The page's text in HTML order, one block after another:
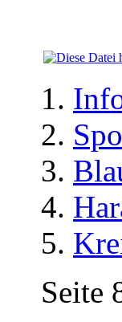
Seite